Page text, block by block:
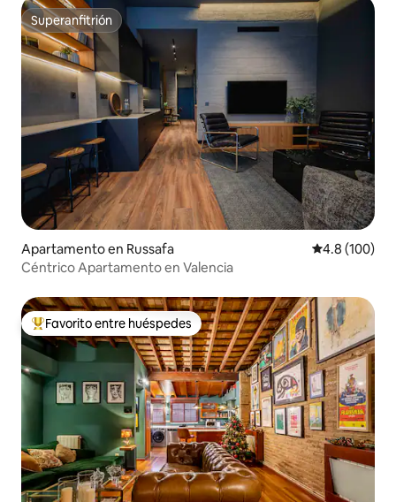
Superanfitrión
Superanfitrión
Apartamento en Russafa Calificación
4.8 (100)
Céntrico Apartamento en Valencia
Favorito entre huéspedes preferido
Favorito entre huéspedes